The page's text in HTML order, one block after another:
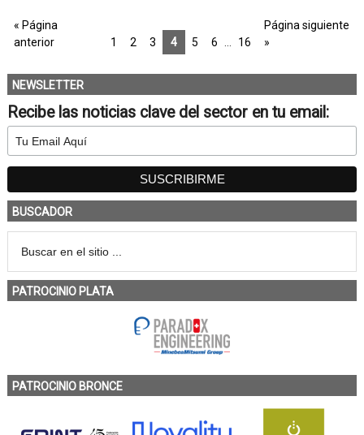
« Página
anterior
1 2 3 4 5 6 16
Página siguiente
»
NEWSLETTER
Recibe las noticias clave del sector en tu email:
BUSCADOR
PATROCINIO PLATA
PATROCINIO BRONCE